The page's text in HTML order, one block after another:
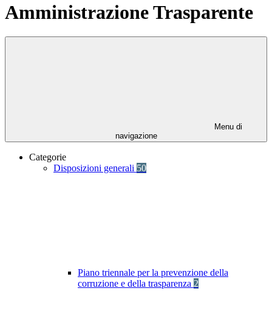
Amministrazione Trasparente
Menu di
navigazione
Categorie
Disposizioni generali 50
Piano triennale per la prevenzione della
corruzione e della trasparenza 2